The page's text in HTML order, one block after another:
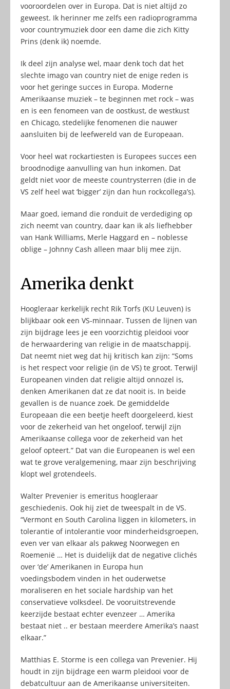
vooroordelen over in Europa. Dat is niet altijd zo
geweest. Ik herinner me zelfs een radioprogramma
voor countrymuziek door een dame die zich Kitty
Prins (denk ik) noemde.
Ik deel zijn analyse wel, maar denk toch dat het
slechte imago van country niet de enige reden is
voor het geringe succes in Europa. Moderne
Amerikaanse muziek – te beginnen met rock – was
en is een fenomeen van de oostkust, de westkust
en Chicago, stedelijke fenomenen die nauwer
aansluiten bij de leefwereld van de Europeaan.
Voor heel wat rockartiesten is Europees succes een
broodnodige aanvulling van hun inkomen. Dat
geldt niet voor de meeste countrysterren (die in de
VS zelf heel wat ‘bigger’ zijn dan hun rockcollega’s).
Maar goed, iemand die ronduit de verdediging op
zich neemt van country, daar kan ik als liefhebber
van Hank Williams, Merle Haggard en – noblesse
oblige – Johnny Cash alleen maar blij mee zijn.
Amerika denkt
Hoogleraar kerkelijk recht Rik Torfs (KU Leuven) is
blijkbaar ook een VS-minnaar. Tussen de lijnen van
zijn bijdrage lees je een voorzichtig pleidooi voor
de herwaardering van religie in de maatschappij.
Dat neemt niet weg dat hij kritisch kan zijn: “Soms
is het respect voor religie (in de VS) te groot. Terwijl
Europeanen vinden dat religie altijd onnozel is,
denken Amerikanen dat ze dat nooit is. In beide
gevallen is de nuance zoek. De gemiddelde
Europeaan die een beetje heeft doorgeleerd, kiest
voor de zekerheid van het ongeloof, terwijl zijn
Amerikaanse collega voor de zekerheid van het
geloof opteert.” Dat van die Europeanen is wel een
wat te grove veralgemening, maar zijn beschrijving
klopt wel grotendeels.
Walter Prevenier is emeritus hoogleraar
geschiedenis. Ook hij ziet de tweespalt in de VS.
“Vermont en South Carolina liggen in kilometers, in
tolerantie of intolerantie voor minderheidsgroepen,
even ver van elkaar als pakweg Noorwegen en
Roemenië … Het is duidelijk dat de negative clichés
over ‘de’ Amerikanen in Europa hun
voedingsbodem vinden in het ouderwetse
moraliseren en het sociale hardship van het
conservatieve volksdeel. De vooruitstrevende
keerzijde bestaat echter evenzeer … Amerika
bestaat niet .. er bestaan meerdere Amerika’s naast
elkaar.”
Matthias E. Storme is een collega van Prevenier. Hij
houdt in zijn bijdrage een warm pleidooi voor de
debatcultuur aan de Amerikaanse universiteiten.